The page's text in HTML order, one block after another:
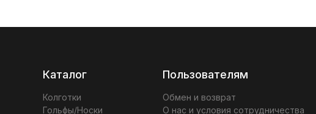
Каталог
Колготки
Гольфы/Носки
Пользователям
Обмен и возврат
О нас и условия сотрудничества